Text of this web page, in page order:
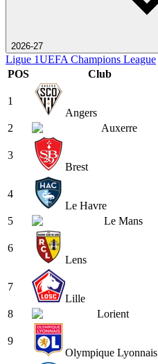
2026-27
Ligue 1UEFA Champions League
POS
Club
1
Angers
2 Auxerre
3
Brest
4
Le Havre
5 Le Mans
6
Lens
7
Lille
8 Lorient
9
Olympique Lyonnais